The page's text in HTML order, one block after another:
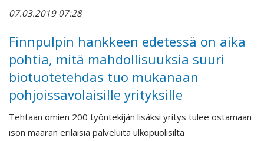
07.03.2019 07:28
Finnpulpin hankkeen edetessä on aika
pohtia, mitä mahdollisuuksia suuri
biotuotetehdas tuo mukanaan
pohjoissavolaisille yrityksille
Tehtaan omien 200 työntekijän lisäksi yritys tulee ostamaan
ison määrän erilaisia palveluita ulkopuolisilta